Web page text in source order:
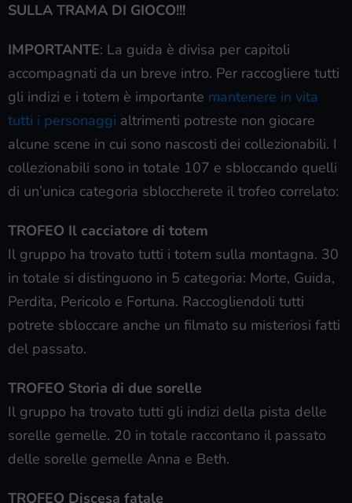
SULLA TRAMA DI GIOCO!!!
IMPORTANTE: La guida è divisa per capitoli
accompagnati da un breve intro. Per raccogliere tutti
gli indizi e i totem è importante mantenere in vita
tutti i personaggi altrimenti potreste non giocare
alcune scene in cui sono nascosti dei collezionabili. I
collezionabili sono in totale 107 e sbloccando quelli
di un’unica categoria sbloccherete il trofeo correlato:
TROFEO Il cacciatore di totem
Il gruppo ha trovato tutti i totem sulla montagna. 30
in totale si distinguono in 5 categoria: Morte, Guida,
Perdita, Pericolo e Fortuna. Raccogliendoli tutti
potrete sbloccare anche un filmato su misteriosi fatti
del passato.
TROFEO Storia di due sorelle
Il gruppo ha trovato tutti gli indizi della pista delle
sorelle gemelle. 20 in totale raccontano il passato
delle sorelle gemelle Anna e Beth.
TROFEO Discesa fatale